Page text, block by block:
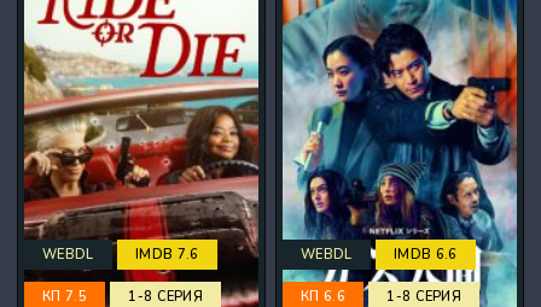
WEBDL IMDB 7.6
КП 7.5 1-8 СЕРИЯ
WEBDL IMDB 6.6
КП 6.6 1-8 СЕРИЯ